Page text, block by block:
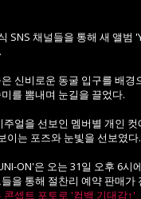
SNS 채널들을 통해 새 앨범
신비로운 동굴 입구를 배경
를 뽐내며 눈길을 끌었다.
얼을 선보인 멤버별 개인 컷
이는 포즈와 눈빛을 선보였다.
ON'은 오는 31일 오후 6시
을 통해 절찬리 예약 판매가
셉트 포토로 '컴백 기대감↑'